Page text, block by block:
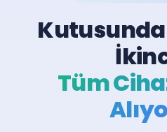
Kutusunda
Tüm